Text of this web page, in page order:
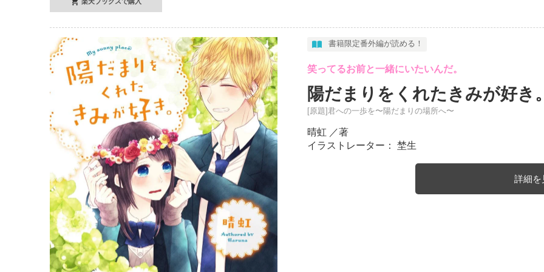
書籍限定番外編が読める！
笑ってるお前と一緒にいたいんだ。
陽だまりをくれたきみが好き
[原題]君への一歩を〜陽だまりの場所へ〜
晴虹 ／著
イラストレーター： 埜生
詳細を